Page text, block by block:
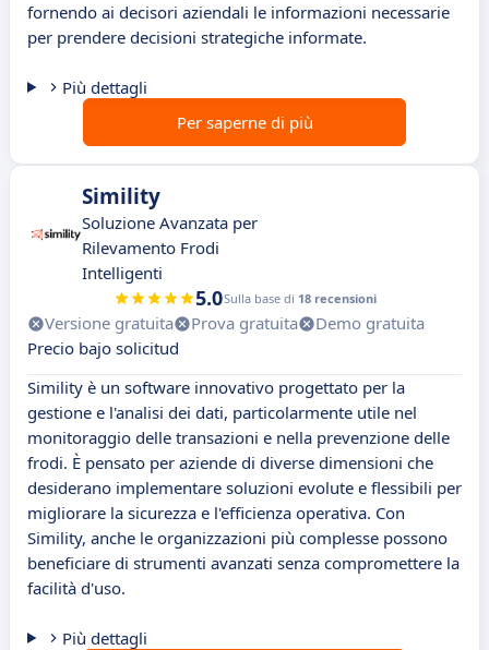
fornendo ai decisori aziendali le informazioni necessarie
per prendere decisioni strategiche informate.
Più dettagli
Per saperne di più
Simility
Soluzione Avanzata per
Rilevamento Frodi
Intelligenti
5.0Sulla base di 18 recensioni
Versione gratuita Prova gratuita
Demo gratuita
Precio bajo solicitud
Simility è un software innovativo progettato per la
gestione e l'analisi dei dati, particolarmente utile nel
monitoraggio delle transazioni e nella prevenzione delle
frodi. È pensato per aziende di diverse dimensioni che
desiderano implementare soluzioni evolute e flessibili per
migliorare la sicurezza e l'efficienza operativa. Con
Simility, anche le organizzazioni più complesse possono
beneficiare di strumenti avanzati senza compromettere la
facilità d'uso.
Più dettagli